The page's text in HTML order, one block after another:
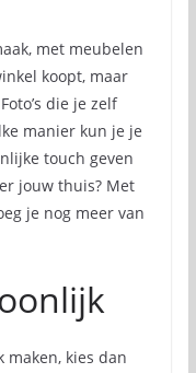
met meubelen
koopt, maar
die je zelf
manier kun je je
touch geven
jouw thuis? Met
je nog meer van
kies dan